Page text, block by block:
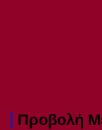
Προβολή